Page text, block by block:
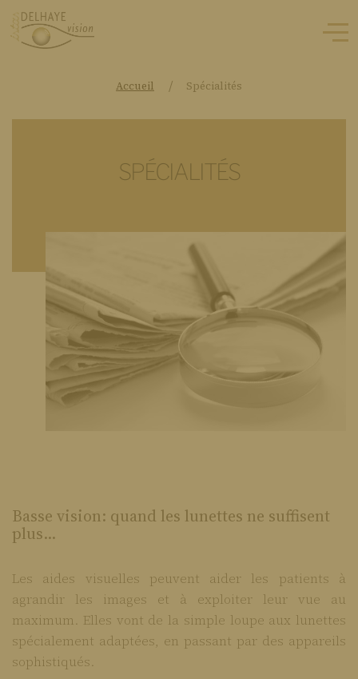
Accueil / Spécialités
SPÉCIALITÉS
Basse vision: quand les lunettes ne suffisent
plus...
Les aides visuelles peuvent aider les patients à
agrandir les images et à exploiter leur vue au
maximum. Elles vont de la simple loupe aux lunettes
spécialement adaptées, en passant par des appareils
sophistiqués.